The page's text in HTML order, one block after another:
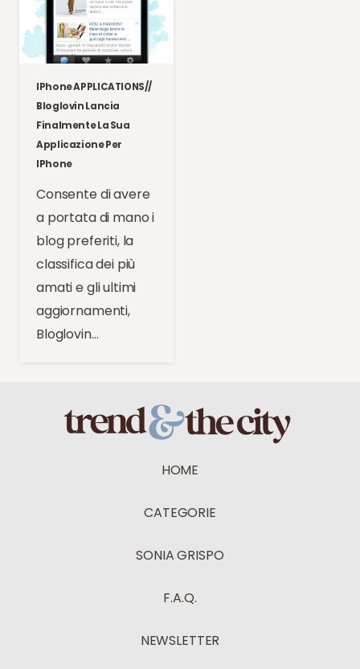
IPhone APPLICATIONS//
Bloglovin Lancia
Finalmente La Sua
Applicazione Per
IPhone
Consente di avere
a portata di mano i
blog preferiti, la
classifica dei più
amati e gli ultimi
aggiornamenti,
Bloglovin…
HOME
CATEGORIE
SONIA GRISPO
F.A.Q.
NEWSLETTER